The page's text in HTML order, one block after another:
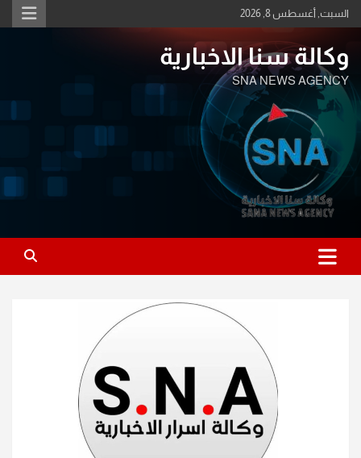
Skip
to
السبت, أغسطس 8, 2026
وكالة سنا الاخبارية
SNA NEWS AGENCY